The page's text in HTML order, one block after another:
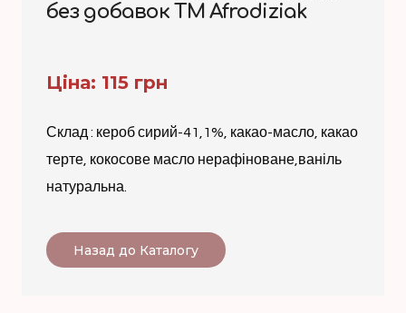
без добавок ТМ Afrodiziak
Ціна: 115 грн
Склад : кероб сирий-41,1%, какао-масло, какао
терте, кокосове масло нерафіноване,ваніль
натуральна.
Назад до Каталогу